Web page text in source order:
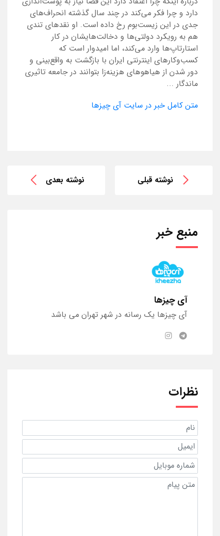
دارد و چرا فکر می‌کند در چند سال گذشته انحراف‌های
جدی در این زیست‌بوم رخ داده است. او نقدهای تندی
هم به رویکرد دولتی‌ها و دخالت‌هایشان در کار
استارتاپ‌ها وارد می‌کند، اما امیدوار است که
کسب‌وکارهای اینترنتی ایران با بازگشت به واقع‌بینی و
دور شدن از هیاهوهای هزینه‌زا بتوانند در جامعه تاثیری
ماندگار ...
متن کامل خبر در سایت آی چیزها
نوشته قبلی نوشته بعدی
منبع خبر
آی چیزها
آی چیزها یک رسانه در شهر تهران می باشد
نظرات